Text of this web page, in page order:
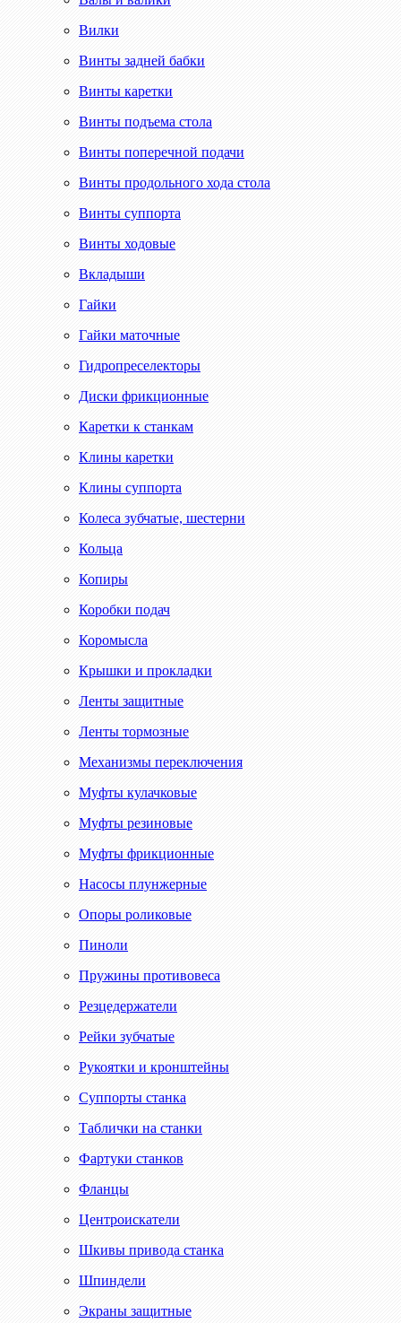
Вилки
Винты задней бабки
Винты каретки
Винты подъема стола
Винты поперечной подачи
Винты продольного хода стола
Винты суппорта
Винты ходовые
Вкладыши
Гайки
Гайки маточные
Гидропреселекторы
Диски фрикционные
Каретки к станкам
Клины каретки
Клины суппорта
Колеса зубчатые, шестерни
Кольца
Копиры
Коробки подач
Коромысла
Крышки и прокладки
Ленты защитные
Ленты тормозные
Механизмы переключения
Муфты кулачковые
Муфты резиновые
Муфты фрикционные
Насосы плунжерные
Опоры роликовые
Пиноли
Пружины противовеса
Резцедержатели
Рейки зубчатые
Рукоятки и кронштейны
Суппорты станка
Таблички на станки
Фартуки станков
Фланцы
Центроискатели
Шкивы привода станка
Шпиндели
Экраны защитные